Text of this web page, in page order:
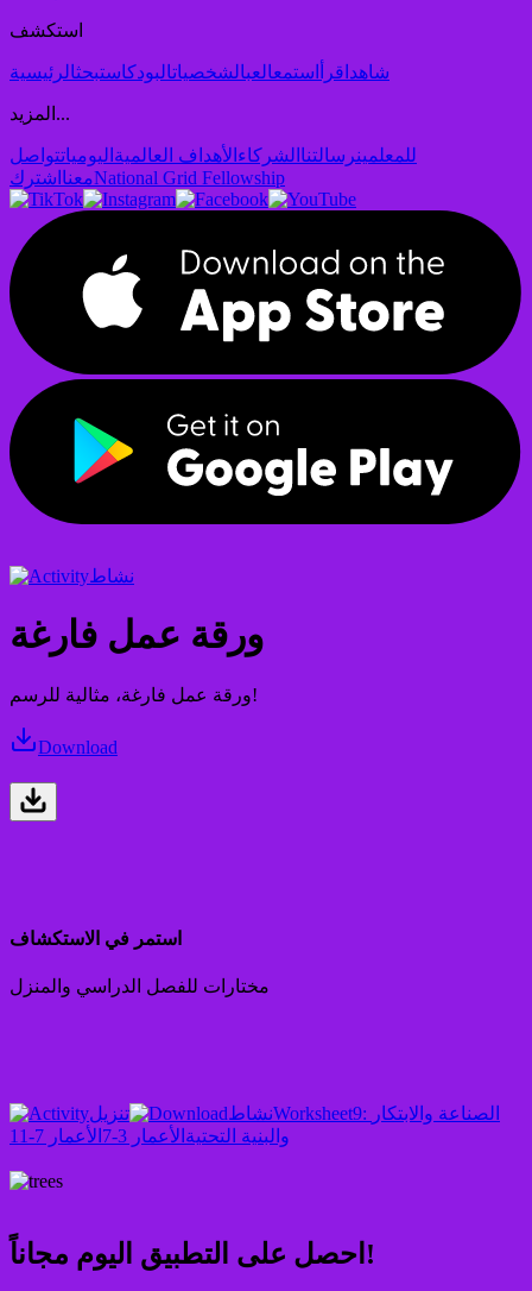
استكشف
شاهد اقرأ استمعالعبالشخصياتالبودكاستبحثالرئيسية
المزيد...
للمعلمينرسالتنا الشركاء الأهداف العالمية اليومياتتواصل
معنا اشترك National Grid Fellowship
نشاط
ورقة عمل فارغة
ورقة عمل فارغة، مثالية للرسم!
Download
استمر في الاستكشاف
مختارات للفصل الدراسي والمنزل
نشاط تنزيل Worksheet9: الصناعة والابتكار
والبنية التحتية الأعمار 3-7 الأعمار 7-11
احصل على التطبيق اليوم مجاناً!